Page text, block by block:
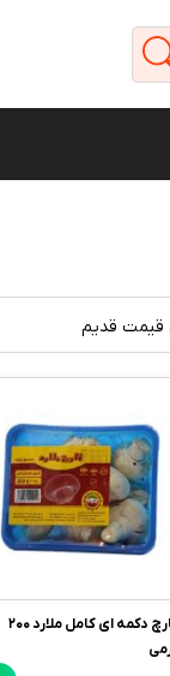
قیمت قدیم
قارچ دکمه ای کامل ملارد 200